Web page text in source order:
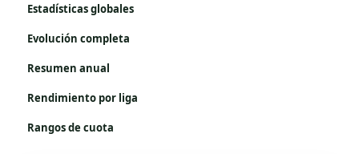
Estadísticas globales
Evolución completa
Resumen anual
Rendimiento por liga
Rangos de cuota